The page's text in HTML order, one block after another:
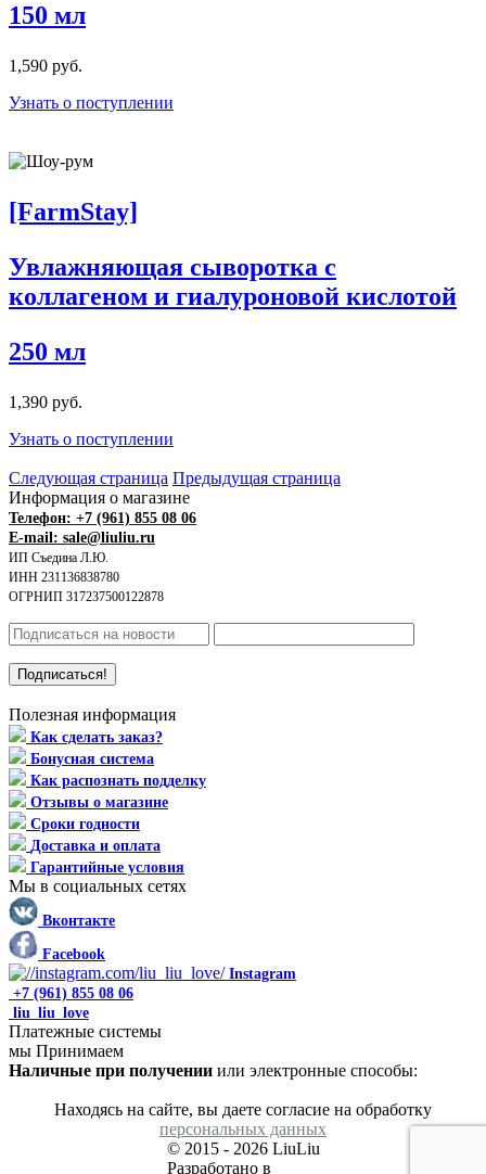
150 мл
1,590 руб.
Узнать о поступлении
[FarmStay]
Увлажняющая сыворотка с
коллагеном и гиалуроновой кислотой
250 мл
1,390 руб.
Узнать о поступлении
Следующая страница Предыдущая страница
Информация о магазине
Телефон: +7 (961) 855 08 06
E-mail: sale@liuliu.ru
ИП Съедина Л.Ю.
ИНН 231136838780
ОГРНИП 317237500122878
Полезная информация
Как сделать заказ?
Бонусная система
Как распознать подделку
Отзывы о магазине
Сроки годности
Доставка и оплата
Гарантийные условия
Мы в социальных сетях
Вконтакте
Facebook
Instagram
+7 (961) 855 08 06
liu_liu_love
Платежные системы
мы Принимаем
Наличные при получении или электронные способы:
Находясь на сайте, вы даете согласие на обработку
персональных данных
© 2015 - 2026 LiuLiu
Разработано в